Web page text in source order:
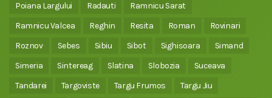
Poiana Largului
Radauti
Ramnicu Sarat
Ramnicu Valcea
Reghin Resita Roman
Rovinari
Roznov
Sebes Sibiu Sibot Sighisoara
Simand
Simeria
Sintereag Slatina Slobozia
Suceava
Tandarei
Targoviste Targu Frumos
Targu Jiu